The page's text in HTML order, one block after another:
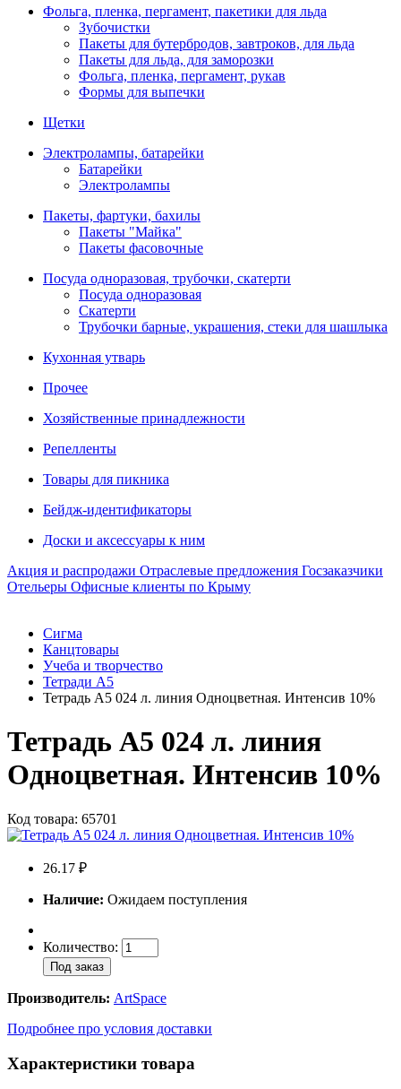
Фольга, пленка, пергамент, пакетики для льда
Зубочистки
Пакеты для бутербродов, завтроков, для льда
Пакеты для льда, для заморозки
Фольга, пленка, пергамент, рукав
Формы для выпечки
Щетки
Электролампы, батарейки
Батарейки
Электролампы
Пакеты, фартуки, бахилы
Пакеты "Майка"
Пакеты фасовочные
Посуда одноразовая, трубочки, скатерти
Посуда одноразовая
Скатерти
Трубочки барные, украшения, стеки для шашлыка
Кухонная утварь
Прочее
Хозяйственные принадлежности
Репелленты
Товары для пикника
Бейдж-идентификаторы
Доски и аксессуары к ним
Акция и распродажи Отраслевые предложения Госзаказчики
Отельеры Офисные клиенты по Крыму
Сигма
Канцтовары
Учеба и творчество
Тетради А5
Тетрадь А5 024 л. линия Одноцветная. Интенсив 10%
Тетрадь А5 024 л. линия
Одноцветная. Интенсив 10%
Код товара: 65701
26.17 ₽
Наличие: Ожидаем поступления
Количество:
Под заказ
Производитель: ArtSpace
Подробнее про условия доставки
Характеристики товара